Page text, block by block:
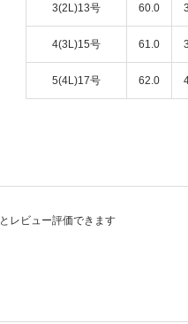
3(2L)13号 60.0
4(3L)15号 61.0
5(4L)17号 62.0
レビュー評価できます